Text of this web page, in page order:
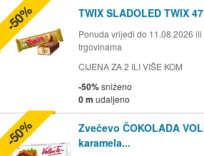
TWIX SLADOLED TWIX
Ponuda vrijedi do 11.08.2026
trgovinama
CIJENA ZA 2 ILI VIŠE KOM
-50%sniženo
0 m udaljeno
-50%
Zvečevo ČOKOLADA
karamela...
-50%